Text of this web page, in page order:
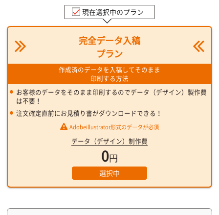
現在選択中のプラン
完全データ入稿
プラン
作成済のデータを入稿してそのまま
印刷する方法
お客様のデータをそのまま印刷するのでデータ（デザイン）製作費
は不要！
注文確定直前にお見積り書がダウンロードできる！
Adobeillustrator形式のデータが必須
データ（デザイン）制作費
0円
選択中